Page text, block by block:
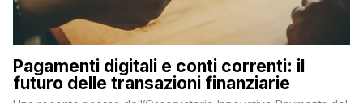
Pagamenti digitali e conti correnti: il
futuro delle transazioni finanziarie